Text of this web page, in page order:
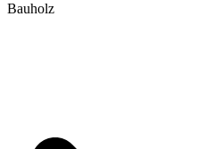
Bauholz